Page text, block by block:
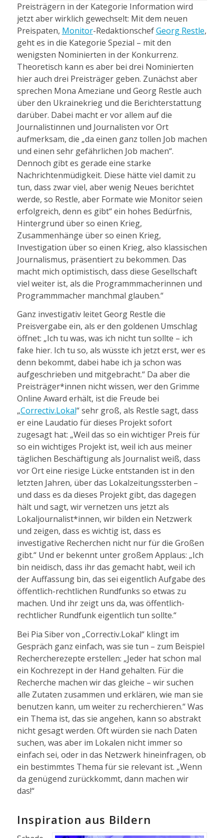
Preisträgern in der Kategorie Information wird
jetzt aber wirklich gewechselt: Mit dem neuen
Preispaten, Monitor-RedaktionschefGeorg Restle,
geht es in die Kategorie Spezial – mit den
wenigsten Nominierten in der Konkurrenz.
Theoretisch kann es aber bei drei Nominierten
hier auch drei Preisträger geben. Zunächst aber
sprechen Mona Ameziane und Georg Restle auch
über den Ukrainekrieg und die Berichterstattung
darüber. Dabei macht er vor allem auf die
Journalistinnen und Journalisten vor Ort
aufmerksam, die „da einen ganz tollen Job machen
und einen sehr gefährlichen Job machen“.
Dennoch gibt es gerade eine starke
Nachrichtenmüdigkeit. Diese hätte viel damit zu
tun, dass zwar viel, aber wenig Neues berichtet
werde, so Restle, aber Formate wie Monitor seien
erfolgreich, denn es gibt“ ein hohes Bedürfnis,
Hintergrund über so einen Krieg,
Zusammenhänge über so einen Krieg,
Investigation über so einen Krieg, also klassischen
Journalismus, präsentiert zu bekommen. Das
macht mich optimistisch, dass diese Gesellschaft
viel weiter ist, als die Programmmacherinnen und
Programmmacher manchmal glauben.“
Ganz investigativ leitet Georg Restle die
Preisvergabe ein, als er den goldenen Umschlag
öffnet: „Ich tu was, was ich nicht tun sollte – ich
fake hier. Ich tu so, als wüsste ich jetzt erst, wer es
denn bekommt, dabei habe ich ja schon was
aufgeschrieben und mitgebracht.“ Da aber die
Preisträger*innen nicht wissen, wer den Grimme
Online Award erhält, ist die Freude bei
„Correctiv.Lokal“ sehr groß, als Restle sagt, dass
er eine Laudatio für dieses Projekt sofort
zugesagt hat: „Weil das so ein wichtiger Preis für
so ein wichtiges Projekt ist, weil ich aus meiner
täglichen Beschäftigung als Journalist weiß, dass
vor Ort eine riesige Lücke entstanden ist in den
letzten Jahren, über das Lokalzeitungssterben –
und dass es da dieses Projekt gibt, das dagegen
hält und sagt, wir vernetzen uns jetzt als
Lokaljournalist*innen, wir bilden ein Netzwerk
und zeigen, dass es wichtig ist, dass es
investigative Recherchen nicht nur für die Großen
gibt.“ Und er bekennt unter großem Applaus: „Ich
bin neidisch, dass ihr das gemacht habt, weil ich
der Auffassung bin, das sei eigentlich Aufgabe des
öffentlich-rechtlichen Rundfunks so etwas zu
machen. Und ihr zeigt uns da, was öffentlich-
rechtlicher Rundfunk eigentlich tun sollte.“
Bei Pia Siber von „Correctiv.Lokal“ klingt im
Gespräch ganz einfach, was sie tun – zum Beispiel
Rechercherezepte erstellen: „Jeder hat schon mal
ein Kochrezept in der Hand gehalten. Für die
Recherche machen wir das gleiche – wir suchen
alle Zutaten zusammen und erklären, wie man sie
benutzen kann, um weiter zu recherchieren.“ Was
ein Thema ist, das sie angehen, kann so abstrakt
nicht gesagt werden. Oft würden sie nach Daten
suchen, was aber im Lokalen nicht immer so
einfach sei, oder in das Netzwerk hineinfragen, ob
ein bestimmtes Thema für sie relevant ist. „Wenn
da genügend zurückkommt, dann machen wir
das!“
Inspiration aus Bildern